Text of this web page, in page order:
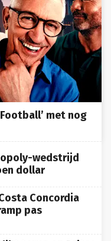
met nog
wedstrijd
dollar
Concordia
pas